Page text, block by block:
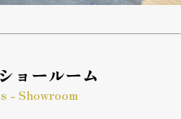
ョールーム
- Showroom